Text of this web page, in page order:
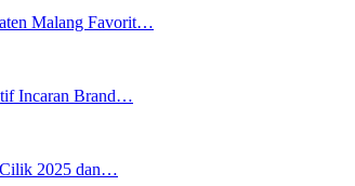
Malang Favorit…
Incaran Brand…
Cilik 2025 dan…